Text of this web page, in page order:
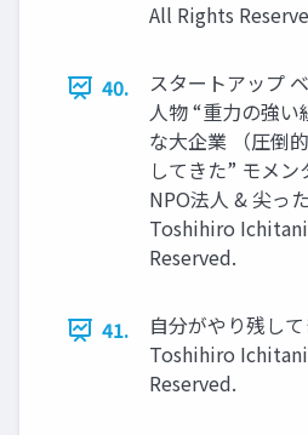
All Rights
40.
スタートアップ
⼈物 “重⼒の強い
な⼤企業 （圧倒
してきた” モメ
NPO法⼈ & 尖っ
Toshihiro
Reserved.
41.
⾃分がやり残し
Toshihiro
Reserved.